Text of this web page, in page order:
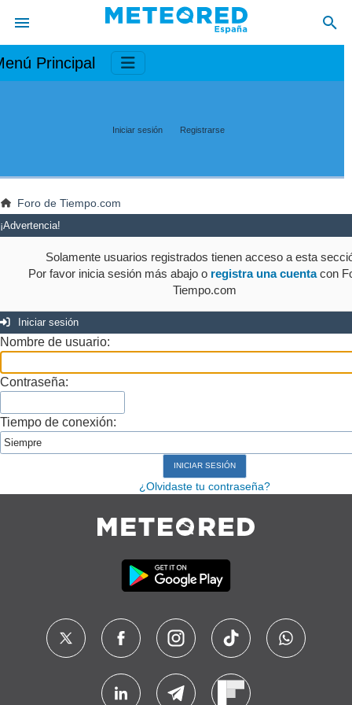
Principal
Iniciar sesión Registrarse
Foro de Tiempo.com
¡Advertencia!
Solamente usuarios registrados tienen acceso a esta
Por favor inicia sesión más abajo o registra una cuentacon
Tiempo.com
Iniciar sesión
Nombre de usuario:
Contraseña:
Tiempo de conexión:
¿Olvidaste tu contraseña?